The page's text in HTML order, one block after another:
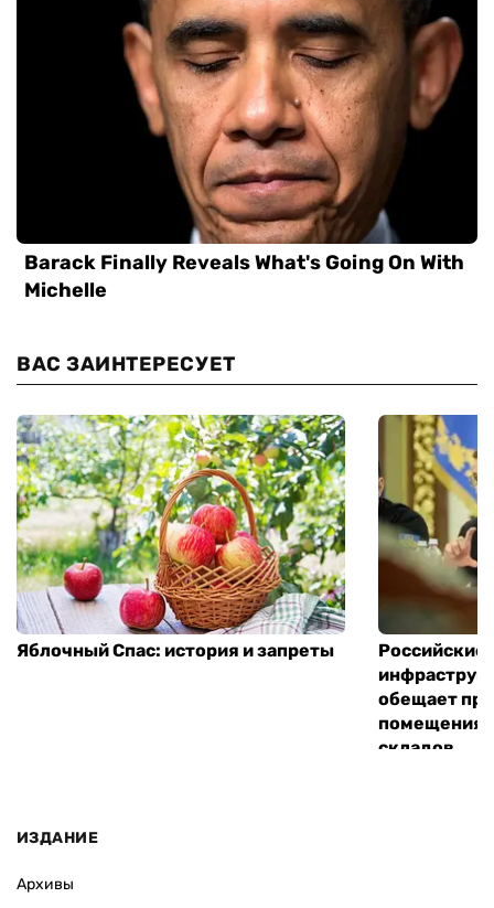
ВАС ЗАИНТЕРЕСУЕТ
Яблочный Спас: история и запреты
Российские
обещает
помещения
складов
ИЗДАНИЕ
Архивы